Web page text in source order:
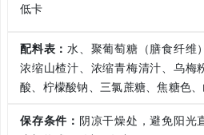
低卡
配料表：水、聚葡萄糖（膳食纤维
浓缩山楂汁、浓缩青梅清汁、乌梅
酸、柠檬酸钠、三氯蔗糖、焦糖色、
保存条件： 阴凉干燥处，避免阳光